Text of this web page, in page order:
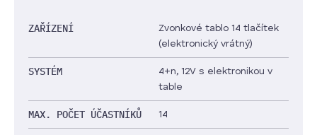
ZAŘÍZENÍ
Zvonkové tablo 14 tlačítek
(elektronický vrátný)
SYSTÉM
4+n, 12V s elektronikou v
table
MAX. POČET ÚČASTNÍKŮ 14